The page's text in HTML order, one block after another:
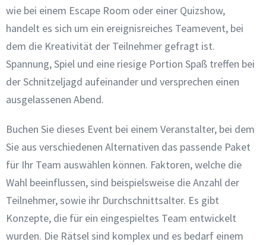
wie bei einem Escape Room oder einer Quizshow,
handelt es sich um ein ereignisreiches Teamevent, bei
dem die Kreativität der Teilnehmer gefragt ist.
Spannung, Spiel und eine riesige Portion Spaß treffen bei
der Schnitzeljagd aufeinander und versprechen einen
ausgelassenen Abend.
Buchen Sie dieses Event bei einem Veranstalter, bei dem
Sie aus verschiedenen Alternativen das passende Paket
für Ihr Team auswählen können. Faktoren, welche die
Wahl beeinflussen, sind beispielsweise die Anzahl der
Teilnehmer, sowie ihr Durchschnittsalter. Es gibt
Konzepte, die für ein eingespieltes Team entwickelt
wurden. Die Rätsel sind komplex und es bedarf einem